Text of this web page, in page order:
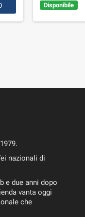
Disponibile
nazionali di
e due anni dopo
vanta oggi
che